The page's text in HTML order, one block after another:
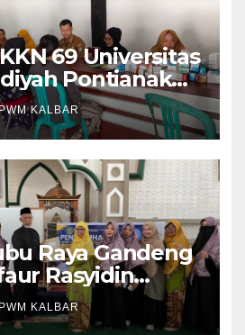
69 Universitas
Pontianak
Cat
Dampingi
Lansia
Batang
KALBAR
Raya Gandeng
Rasyidin
Hukum dan
Anak
PWM KALBAR